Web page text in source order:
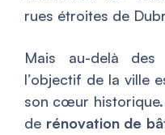
rues étroites de
Mais au-delà des
l’objectif de la ville
son cœur
de rénovation de